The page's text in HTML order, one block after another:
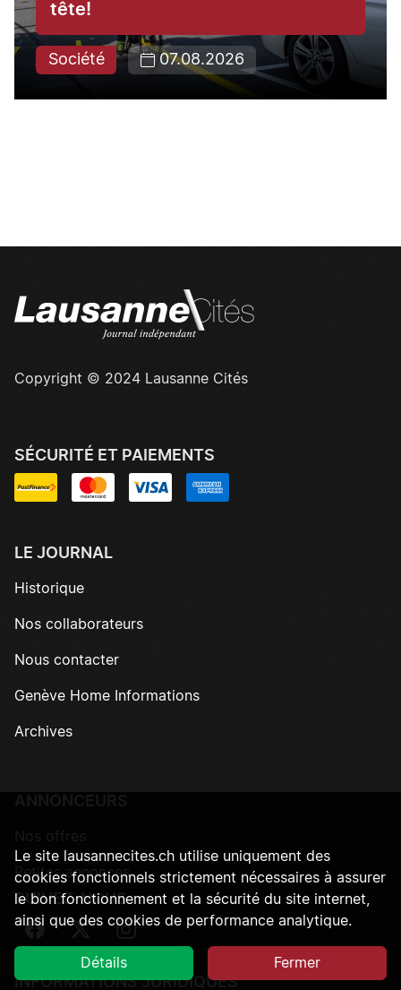
tête!
Société 07.08.2026
Copyright © 2024 Lausanne Cités
SÉCURITÉ ET PAIEMENTS
LE JOURNAL
Historique
Nos collaborateurs
Nous contacter
Genève Home Informations
Archives
Petites annonces
SUIVEZ-NOUS
Suivez-nous sur Facebook
Suivez-nous sur Twitter
Suivez-nous sur Instagram
INFORMATIONS JURIDIQUES
Le site lausannecites.ch utilise uniquement des
cookies fonctionnels strictement nécessaires à assurer
le bon fonctionnement et la sécurité du site internet,
ainsi que des cookies de performance analytique.
Détails Fermer